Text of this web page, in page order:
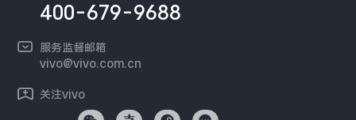
Log还原LUTs下载
vivo 办公套件
vivo 蔡司影像
开发者社区
400-679-9688
服务监督邮箱
vivo@vivo.com.cn
关注vivo